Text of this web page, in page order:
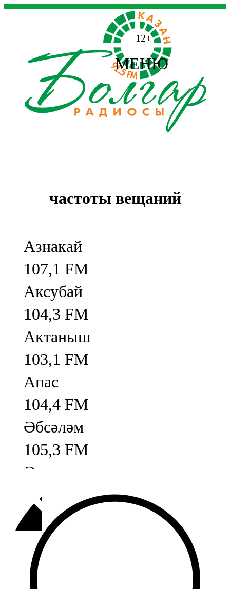
12+
МЕНЮ
частоты вещаний
Азнакай
107,1 FM
Аксубай
104,3 FM
Актаныш
103,1 FM
Апас
104,4 FM
Әбсәләм
105,3 FM
Әлмәт
92,9 FM
Базарлы матак
107,1 FM
Балык бистәсе
104,9 FM